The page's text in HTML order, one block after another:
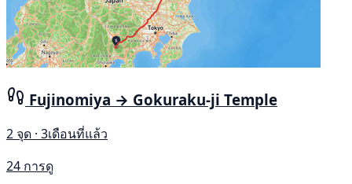
Fujinomiya → Gokuraku-ji Temple
2 จุด · 3เดือนที่แล้ว
24 การดู